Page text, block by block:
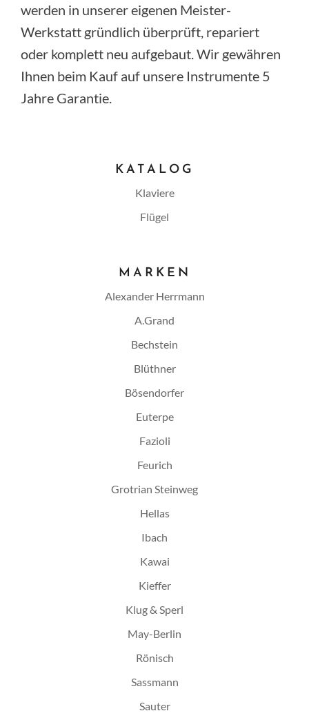
werden in unserer eigenen Meister-
Werkstatt gründlich überprüft, repariert
oder komplett neu aufgebaut. Wir gewähren
Ihnen beim Kauf auf unsere Instrumente 5
Jahre Garantie.
KATALOG
Klaviere
Flügel
MARKEN
Alexander Herrmann
A.Grand
Bechstein
Blüthner
Bösendorfer
Euterpe
Fazioli
Feurich
Grotrian Steinweg
Hellas
Ibach
Kawai
Kieffer
Klug & Sperl
May-Berlin
Rönisch
Sassmann
Sauter